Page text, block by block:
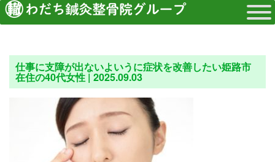
仕事に支障が出ないよいうに症状を改善したい姫路市
在住の40代女性 |2025.09.03